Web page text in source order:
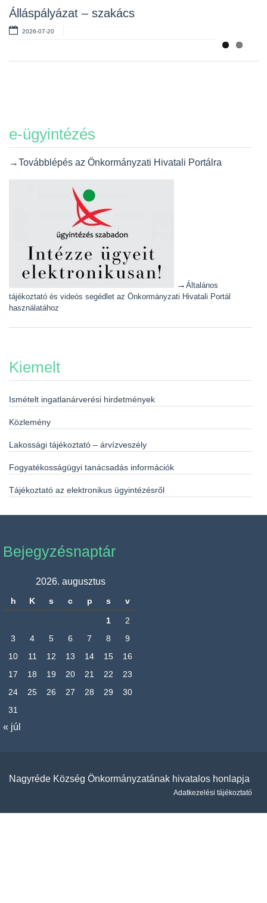
Álláspályázat – szakács
2026-07-20
e-ügyintézés
→Továbblépés az Önkormányzati Hivatali Portálra
→ Általános
tájékoztató és videós segédlet az Önkormányzati Hivatali Portál
használatához
Kiemelt
Ismételt ingatlanárverési hirdetmények
Közlemény
Lakossági tájékoztató – árvízveszély
Fogyatékosságügyi tanácsadás információk
Tájékoztató az elektronikus ügyintézésről
Bejegyzésnaptár
2026. augusztus
h K s c p s v
1
2
3
4 5 6 7 8
9
10
11 12 13 14 15
16
17
18 19 20 21 22
23
24
25 26 27 28 29
30
31
« júl
Nagyréde Község Önkormányzatának hivatalos honlapja
Adatkezelési tájékoztató